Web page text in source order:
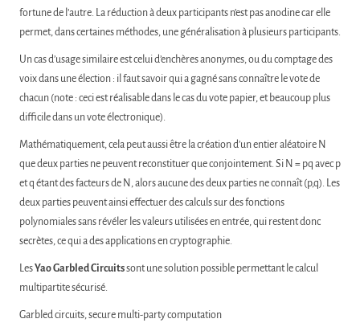
fortune de l’autre. La réduction à deux participants n’est pas anodine car elle
permet, dans certaines méthodes, une généralisation à plusieurs participants.
Un cas d’usage similaire est celui d’enchères anonymes, ou du comptage des
voix dans une élection : il faut savoir qui a gagné sans connaître le vote de
chacun (note : ceci est réalisable dans le cas du vote papier, et beaucoup plus
difficile dans un vote électronique).
Mathématiquement, cela peut aussi être la création d’un entier aléatoire N
que deux parties ne peuvent reconstituer que conjointement. Si N = pq avec p
et q étant des facteurs de N, alors aucune des deux parties ne connaît (p,q). Les
deux parties peuvent ainsi effectuer des calculs sur des fonctions
polynomiales sans révéler les valeurs utilisées en entrée, qui restent donc
secrètes, ce qui a des applications en cryptographie.
LesYao Garbled Circuitssont une solution possible permettant le calcul
multipartite sécurisé.
Garbled circuits, secure multi-party computation